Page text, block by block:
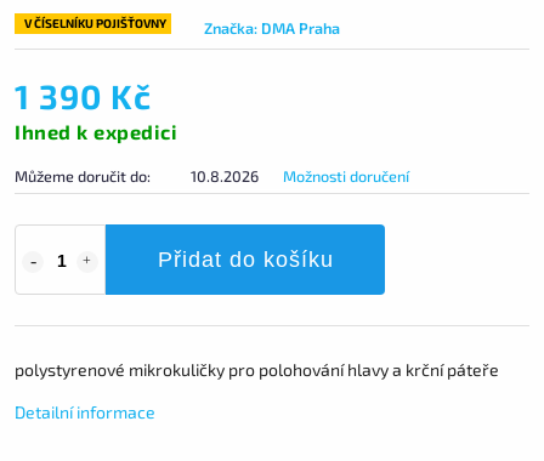
V ČÍSELNÍKU POJIŠŤOVNY Značka: DMA Praha
1 390 Kč
Ihned k expedici
Můžeme doručit do: 10.8.2026 Možnosti doručení
Přidat do košíku
polystyrenové mikrokuličky pro polohování hlavy a krční páteře
Detailní informace